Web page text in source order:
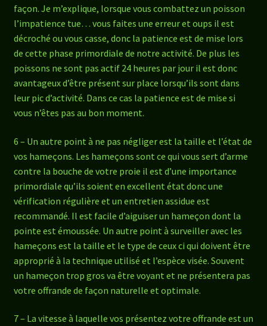
façon. Je m’explique, lorsque vous combattez un poisson
l’impatience tue… vous faites une erreur et oups il est
décroché ou vous casse, donc la patience est de mise lors
de cette phase primordiale de notre activité. De plus les
poissons ne sont pas actif 24 heures par jour il est donc
avantageux d’être présent sur place lorsqu’ils sont dans
leur pic d’activité. Dans ce cas la patience est de mise si
vous n’êtes pas au bon moment.
6 – Un autre point à ne pas négliger est la taille et l’état de
vos hameçons. Les hameçons sont ce qui vous sert d’arme
contre la bouche de votre proie il est d’une importance
primordiale qu’ils soient en excellent état donc une
vérification régulière et un entretien assidue est
recommandé. Il est facile d’aiguiser un hameçon dont la
pointe est émoussée. Un autre point à surveiller avec les
hameçons est la taille et le type de ceux ci qui doivent être
approprié à la technique utilisé et l’espèce visée. Souvent
un hameçon trop gros va être voyant et ne présentera pas
votre offrande de façon naturelle et optimale.
7 – La vitesse à laquelle vos présentez votre offrande est un